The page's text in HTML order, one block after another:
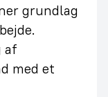
grundlag
af
med et